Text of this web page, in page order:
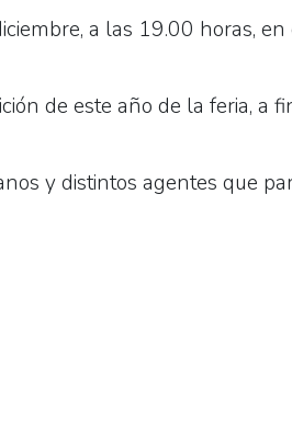
a las 19.00 horas,
de este año de la feria, a
y distintos agentes que